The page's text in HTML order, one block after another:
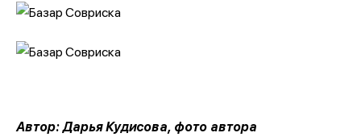
Автор: Дарья Кудисова, фото автора